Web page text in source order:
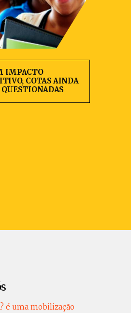
IMPACTO
COTAS AINDA
QUESTIONADAS
é uma mobilização